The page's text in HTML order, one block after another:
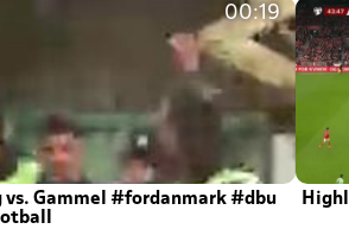
00:19
vs. Gammel #fordanmark #dbu